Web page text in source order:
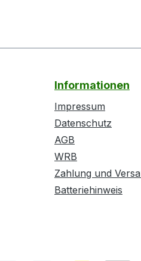
Informationen
Impressum
Datenschutz
AGB
WRB
Zahlung und
Batteriehinweis